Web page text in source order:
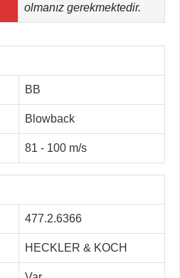
olmanız gerekmektedir.
BB
Blowback
81 - 100 m/s
477.2.6366
HECKLER & KOCH